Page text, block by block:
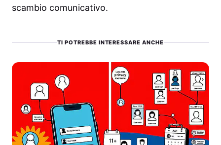
scambio comunicativo.
TI POTREBBE INTERESSARE ANCHE